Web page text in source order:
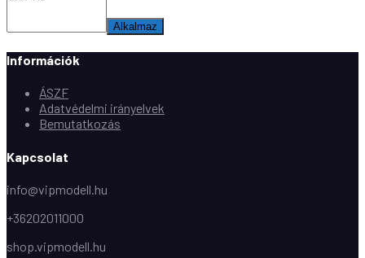
Alkalmaz
Információk
ÁSZF
Adatvédelmi irányelvek
Bemutatkozás
Kapcsolat
info@vipmodell.hu
+36202011000
shop.vipmodell.hu